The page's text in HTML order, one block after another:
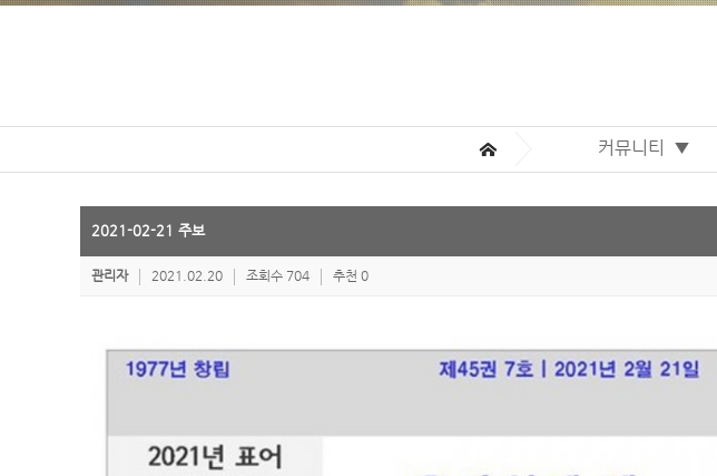
커뮤니티 ▼
2021-02-21 주보
관리자 2021.02.20 조회수 704 추천 0